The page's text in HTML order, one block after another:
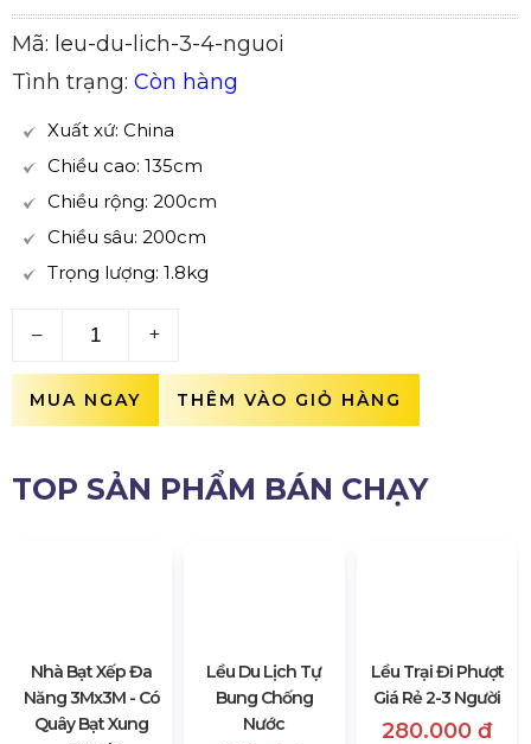
Mã: leu-du-lich-3-4-nguoi
Tình trạng: Còn hàng
Xuất xứ: China
Chiều cao: 135cm
Chiều rộng: 200cm
Chiều sâu: 200cm
Trọng lượng: 1.8kg
– +
MUA NGAY THÊM VÀO GIỎ HÀNG
TOP SẢN PHẨM BÁN CHẠY
Nhà Bạt Xếp Đa
Lều Du Lịch Tự
Bung Chống
Nước
Lều Trại Đi Phượt
Giá Rẻ 2-3 Người
280.000 đ